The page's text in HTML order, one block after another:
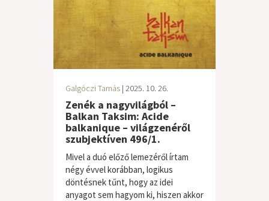
Galgóczi Tamás | 2025. 10. 26.
Zenék a nagyvilágból –
Balkan Taksim: Acide
balkanique – világzenéről
szubjektíven 496/1.
Mivel a duó előző lemezéről írtam
négy évvel korábban, logikus
döntésnek tűnt, hogy az idei
anyagot sem hagyom ki, hiszen akkor